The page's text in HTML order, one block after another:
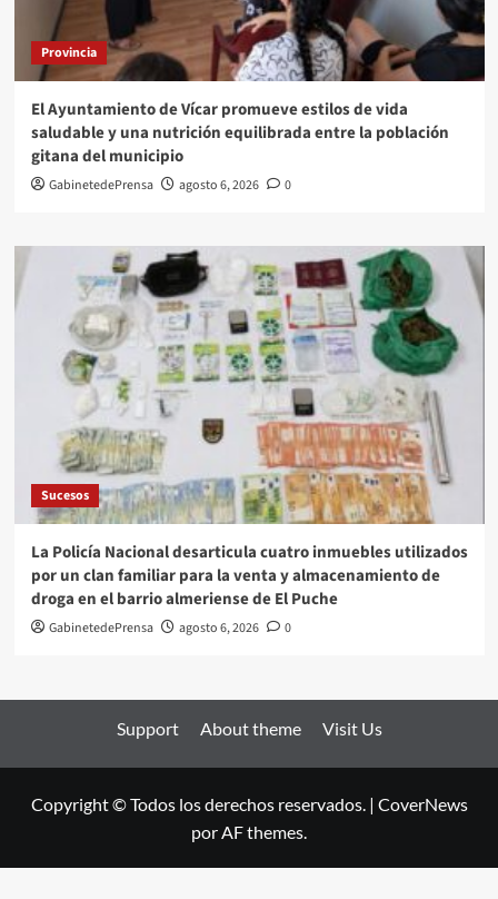
Provincia
El Ayuntamiento de Vícar promueve estilos de vida
saludable y una nutrición equilibrada entre la población
gitana del municipio
GabinetedePrensa agosto 6, 2026 0
Sucesos
La Policía Nacional desarticula cuatro inmuebles utilizados
por un clan familiar para la venta y almacenamiento de
droga en el barrio almeriense de El Puche
GabinetedePrensa agosto 6, 2026 0
Support About theme Visit Us
Copyright © Todos los derechos reservados. | CoverNews
por AF themes.